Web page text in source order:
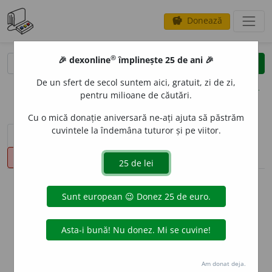
savings Donează
clear
opțiuni
sinteza definițiilor (1) definiții (8)
declinări
info
Aceste definiții sunt compilate de
echipa dexonline. Definițiile
originale se află pe filadefiniții.
Puteți reordona filele pe pagina de
🎉 dexonline® împlinește 25 de ani 🎉
De un sfert de secol suntem aici, gratuit, zi de zi,
pentru milioane de căutări.
Cu o mică donație aniversară ne-ați ajuta să păstrăm
cuvintele la îndemâna tuturor și pe viitor.
Am donat deja.